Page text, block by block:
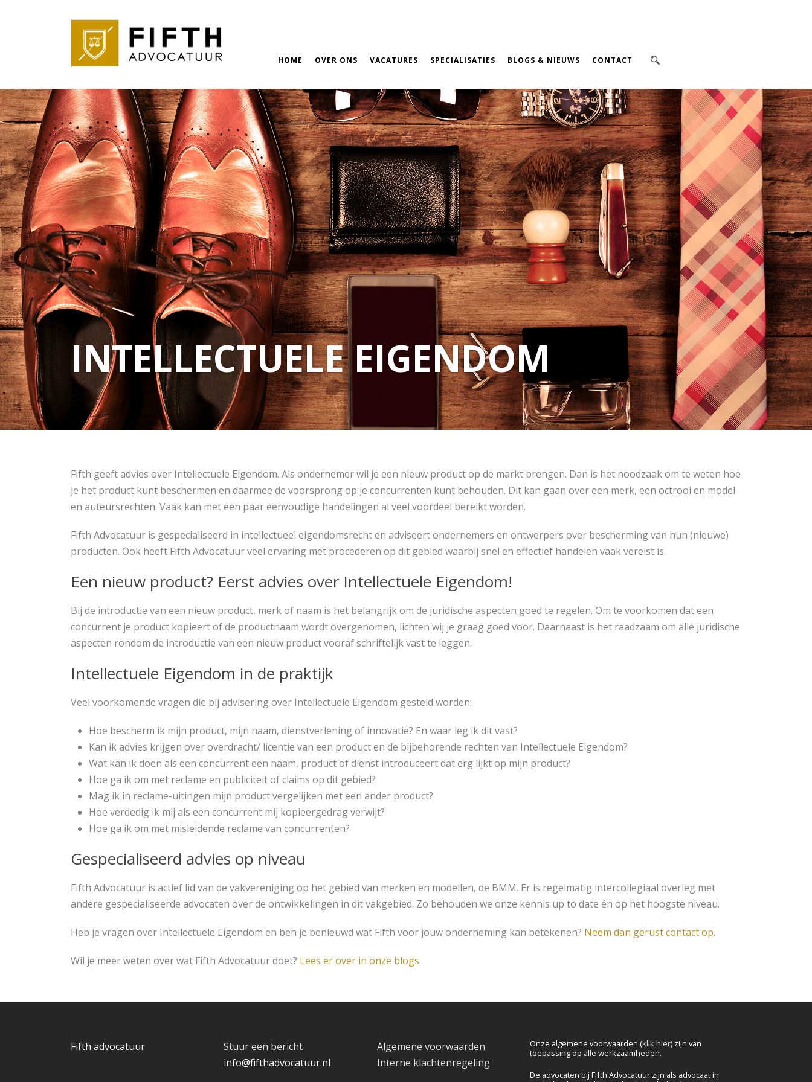
HOME OVER ONS VACATURES SPECIALISATIES BLOGS & NIEUWS CONTACT
INTELLECTUELE EIGENDOM
Fifth geeft advies over Intellectuele Eigendom. Als ondernemer wil je een nieuw product op de markt brengen. Dan is het noodzaak om te weten hoe
je het product kunt beschermen en daarmee de voorsprong op je concurrenten kunt behouden. Dit kan gaan over een merk, een octrooi en model-
en auteursrechten. Vaak kan met een paar eenvoudige handelingen al veel voordeel bereikt worden.
Fifth Advocatuur is gespecialiseerd in intellectueel eigendomsrecht en adviseert ondernemers en ontwerpers over bescherming van hun (nieuwe)
producten. Ook heeft Fifth Advocatuur veel ervaring met procederen op dit gebied waarbij snel en effectief handelen vaak vereist is.
Een nieuw product? Eerst advies over Intellectuele Eigendom!
Bij de introductie van een nieuw product, merk of naam is het belangrijk om de juridische aspecten goed te regelen. Om te voorkomen dat een
concurrent je product kopieert of de productnaam wordt overgenomen, lichten wij je graag goed voor. Daarnaast is het raadzaam om alle juridische
aspecten rondom de introductie van een nieuw product vooraf schriftelijk vast te leggen.
Intellectuele Eigendom in de praktijk
Veel voorkomende vragen die bij advisering over Intellectuele Eigendom gesteld worden:
Hoe bescherm ik mijn product, mijn naam, dienstverlening of innovatie? En waar leg ik dit vast?
Kan ik advies krijgen over overdracht/ licentie van een product en de bijbehorende rechten van Intellectuele Eigendom?
Wat kan ik doen als een concurrent een naam, product of dienst introduceert dat erg lijkt op mijn product?
Hoe ga ik om met reclame en publiciteit of claims op dit gebied?
Mag ik in reclame-uitingen mijn product vergelijken met een ander product?
Hoe verdedig ik mij als een concurrent mij kopieergedrag verwijt?
Hoe ga ik om met misleidende reclame van concurrenten?
Gespecialiseerd advies op niveau
Fifth Advocatuur is actief lid van de vakvereniging op het gebied van merken en modellen, de BMM. Er is regelmatig intercollegiaal overleg met
andere gespecialiseerde advocaten over de ontwikkelingen in dit vakgebied. Zo behouden we onze kennis up to date én op het hoogste niveau.
Heb je vragen over Intellectuele Eigendom en ben je benieuwd wat Fifth voor jouw onderneming kan betekenen? Neem dan gerust contact op.
Wil je meer weten over wat Fifth Advocatuur doet? Lees er over in onze blogs.
Fifth advocatuur
Stuur een bericht
info@fifthadvocatuur.nl
Algemene voorwaarden
Interne klachtenregeling
Onze algemene voorwaarden (klik hier) zijn van
toepassing op alle werkzaamheden.
De advocaten bij Fifth Advocatuur zijn als advocaat in